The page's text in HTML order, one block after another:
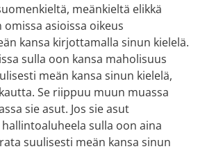
meänkieltä elikkä
asioissa oikeus
kansa kirjottamalla sinun kielelä.
sulla oon kansa maholisuus
meän kansa sinun kielelä,
Se riippuu muun muassa
sie asut. Jos sie asut
sulla oon aina
suulisesti meän kansa sinun